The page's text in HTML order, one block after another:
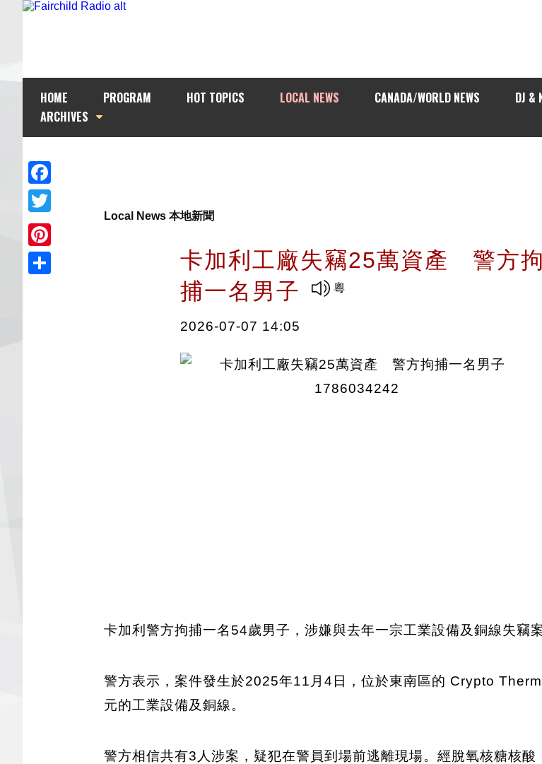
HOME PROGRAM HOT TOPICS LOCAL NEWS CANADA/WORLD NEWS DJ &
ARCHIVES
Facebook
Twitter
Pinterest
Local News 本地新聞
卡加利工廠失竊25萬資產 警方拘
捕一名男子
2026-07-07 14:05
卡加利警方拘捕一名54歲男子，涉嫌與去年一宗工業設備及銅線失竊案
警方表示，案件發生於2025年11月4日，位於東南區的 Crypto
元的工業設備及銅線。
警方相信共有3人涉案，疑犯在警員到場前逃離現場。經脫氧核糖核